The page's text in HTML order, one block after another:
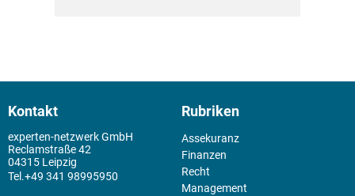
Kontakt
experten-netzwerk GmbH
Reclamstraße 42
04315 Leipzig
+49 341 98995950
Rubriken
Assekuranz
Finanzen
Recht
Management